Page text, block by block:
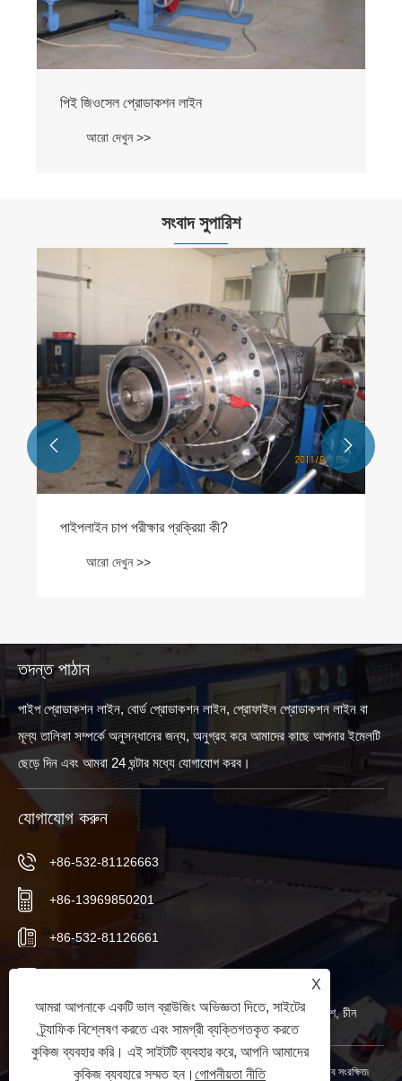
পিই জিওসেল প্রোডাকশন লাইন
আরো দেখুন >>
সংবাদ সুপারিশ
পাইপলাইন চাপ পরীক্ষার প্রক্রিয়া কী?
আরো দেখুন >>
 
তদন্ত পাঠান
পাইপ প্রোডাকশন লাইন, বোর্ড প্রোডাকশন লাইন, প্রোফাইল প্রোডাকশন লাইন বা
মূল্য তালিকা সম্পর্কে অনুসন্ধানের জন্য, অনুগ্রহ করে আমাদের কাছে আপনার ইমেলটি
ছেড়ে দিন এবং আমরা 24 ঘন্টার মধ্যে যোগাযোগ করব।
যোগাযোগ করুন
+86-532-81126663
+86-13969850201
+86-532-81126661
নুওজুয়াং, সানলিহে অফিস, জিয়াওঝো সিটি, কিংডাও সিটি, শানডং প্রদেশ, চীন
কপিরাইট © 2024 Qingdao Longchangjie Machinery Co., Ltd. সর্বস্বত্ব সংরক্ষিত৷
X
আমরা আপনাকে একটি ভাল ব্রাউজিং অভিজ্ঞতা দিতে, সাইটের
ট্র্যাফিক বিশ্লেষণ করতে এবং সামগ্রী ব্যক্তিগতকৃত করতে
কুকিজ ব্যবহার করি। এই সাইটটি ব্যবহার করে, আপনি আমাদের
কুকিজ ব্যবহারে সম্মত হন।গোপনীয়তা নীতি